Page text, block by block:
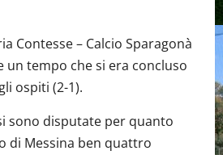
Contesse – Calcio Sparagonà
un tempo che si era concluso
ospiti (2-1).
sono disputate per quanto
di Messina ben quattro